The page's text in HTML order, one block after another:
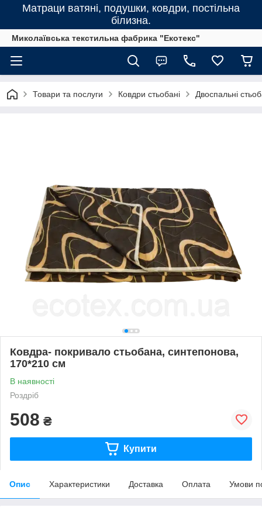
Матраци ватяні, подушки, ковдри, постільна
білизна.
Миколаївська текстильна фабрика "Екотекс"
Товари та послуги Ковдри стьобані Двоспальні
Ковдра- покривало стьобана, синтепонова,
170*210 см
В наявності
Роздріб
508 ₴
Купити
Опис Характеристики Доставка Оплата Умови